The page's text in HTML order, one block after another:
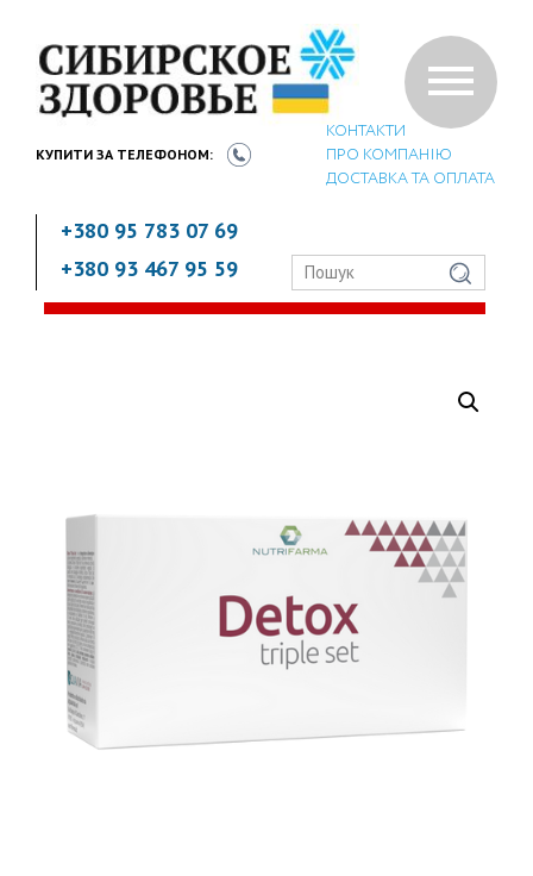
КУПИТИ ЗА ТЕЛЕФОНОМ:
+380 95 783 07 69
+380 93 467 95 59
КОНТАКТИ
ПРО КОМПАНІЮ
ДОСТАВКА ТА ОПЛАТА